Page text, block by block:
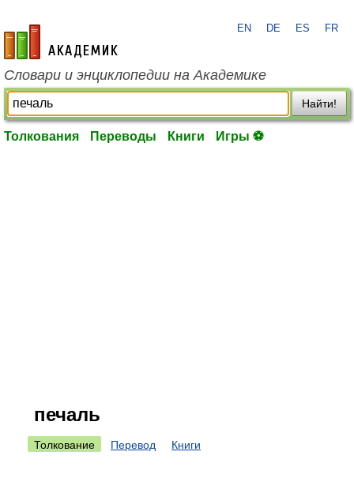
academic.ru
EN DE ES FR
Словари и энциклопедии на Академике
Найти!
Толкования Переводы Книги Игры ⚽
печаль
Толкование Перевод Книги